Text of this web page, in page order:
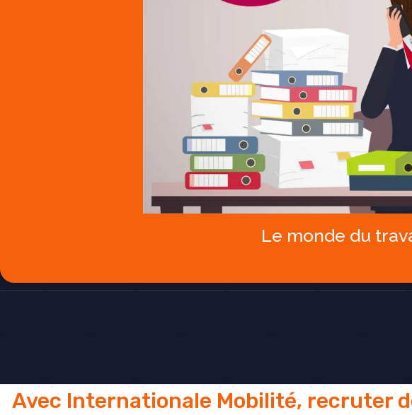
Le monde du
Avec Internationale Mobilité, recruter